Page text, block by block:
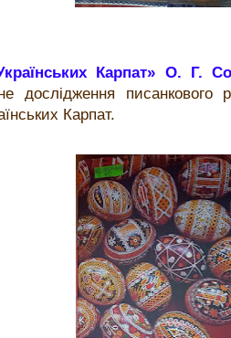
Карпат» О. Г.
дослідження писанкового
Карпат.